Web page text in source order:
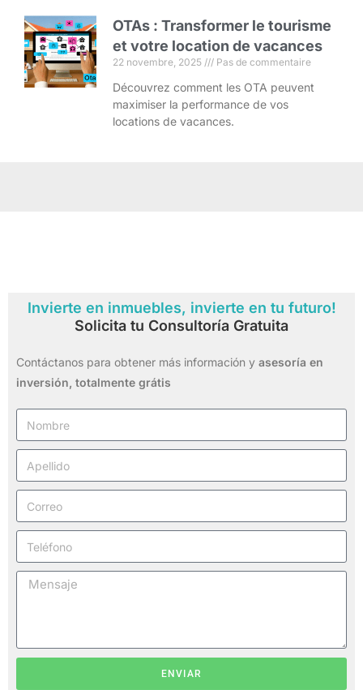
OTAs : Transformer le tourisme
et votre location de vacances
22 novembre, 2025 Pas de commentaire
Découvrez comment les OTA peuvent
maximiser la performance de vos
locations de vacances.
Invierte en inmuebles, invierte en tu futuro!
Solicita tu Consultoría Gratuita
Contáctanos para obtener más información y asesoría en
inversión, totalmente grátis
ENVIAR